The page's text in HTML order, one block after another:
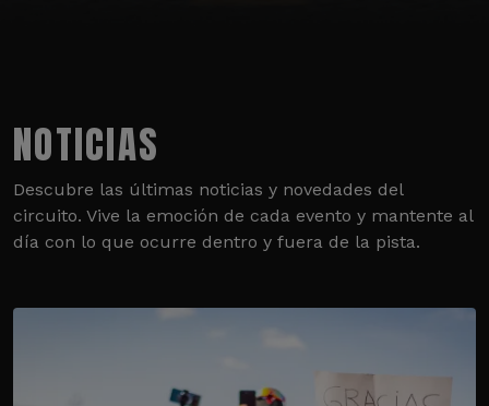
NOTICIAS
Descubre las últimas noticias y novedades del
circuito. Vive la emoción de cada evento y mantente al
día con lo que ocurre dentro y fuera de la pista.